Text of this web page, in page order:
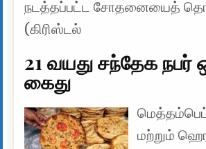
நடத்தப்பட்ட சோதனையைத்
(கிரிஸ்டல்
21 வயது சந்தேக நபர்
கைது
மற்றும்